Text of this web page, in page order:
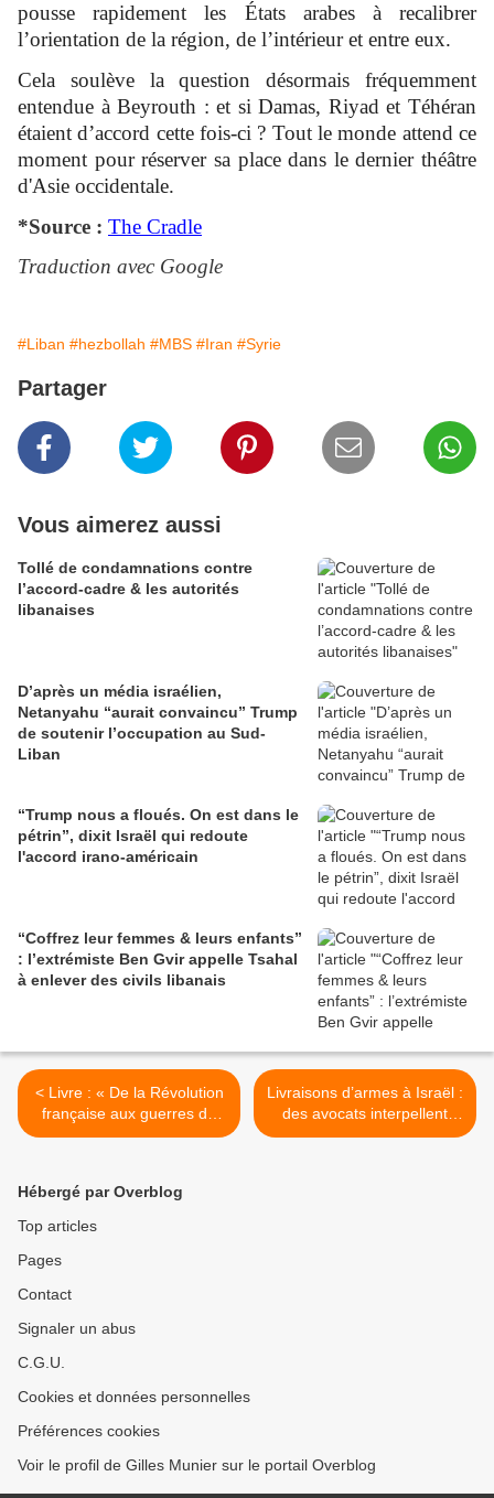
pousse rapidement les États arabes à recalibrer
l’orientation de la région, de l’intérieur et entre eux.
Cela soulève la question désormais fréquemment
entendue à Beyrouth : et si Damas, Riyad et Téhéran
étaient d’accord cette fois-ci ? Tout le monde attend ce
moment pour réserver sa place dans le dernier théâtre
d'Asie occidentale.
*Source : The Cradle
Traduction avec Google
#Liban #hezbollah #MBS #Iran #Syrie
Partager
Vous aimerez aussi
Tollé de condamnations contre
l’accord-cadre & les autorités
libanaises
D’après un média israélien,
Netanyahu “aurait convaincu” Trump
de soutenir l’occupation au Sud-
Liban
“Trump nous a floués. On est dans le
pétrin”, dixit Israël qui redoute
l'accord irano-américain
“Coffrez leur femmes & leurs enfants”
: l’extrémiste Ben Gvir appelle Tsahal
à enlever des civils libanais
< Livre : « De la Révolution
française aux guerres de
Palestine - Terreur et
Livraisons d’armes à Israël :
des avocats interpellent
Macron >
Hébergé par Overblog
Top articles
Pages
Contact
Signaler un abus
C.G.U.
Cookies et données personnelles
Préférences cookies
Voir le profil de Gilles Munier sur le portail Overblog